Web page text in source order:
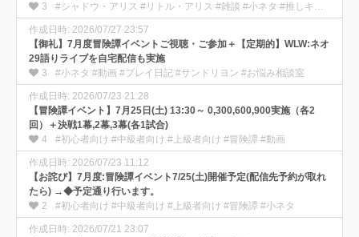
3
#シャドウ・アリス #リトル・アリス #雑談 #小ネタ #推しキャスト
作成日時: 2026/07/27 23:57
【御礼】7月度冒険譚イベントご視聴・ご参加＋【定期的】WLW:ネオ
29語りライブを自宅配信も実施
3
#小ネタ #動画 #プレイ日記 #サンドリヨン #お悩み相談室
作成日時: 2026/07/23 21:28
【冒険譚イベント】7月25日(土) 13:30～ 0,300,600,900実施（各2
回）＋決戦1幕,2幕,3幕(各1試合)
4
#初心者向け #中級者向け #上級者向け #冒険譚 #動画
作成日時: 2026/07/23 11:12
【お詫び】7月度:冒険譚イベント7/25(土)開催予定(配信先予約が取れ
たら) →◆予定通り行います。
2
#初心者向け #中級者向け #上級者向け #冒険譚 #小ネタ
作成日時: 2026/07/21 23:07